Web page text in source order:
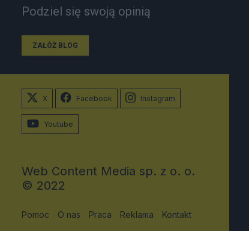
Podziel się swoją opinią
ZAŁÓŻ BLOG
X Facebook Instagram
Youtube
Web Content Media sp. z o. o.
© 2022
Pomoc O nas Praca Reklama Kontakt